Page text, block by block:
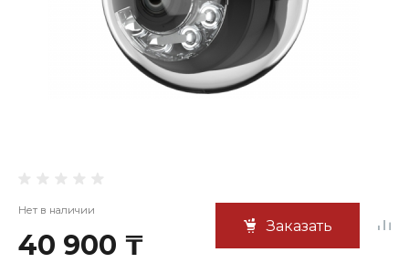
Нет в наличии
40 900 ₸
Заказать